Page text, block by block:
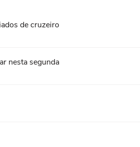
de cruzeiro
nesta segunda